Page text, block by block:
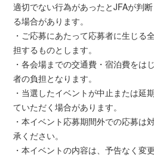
適切でない行為があったとJFAが判
る場合があります。
・ご応募にあたって応募者に生じる
担するものとします。
・各会場までの交通費・宿泊費をは
者の負担となります。
・当選したイベントが中止または延
ていただく場合があります。
・本イベント応募期間外での応募は
承ください。
・本イベントの内容は、予告なく変